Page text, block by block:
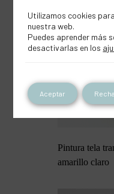
Pintura tela
amarillo claro
Utilizamos cookies
nuestra web.
Puedes aprender más
desactivarlas en los
Aceptar